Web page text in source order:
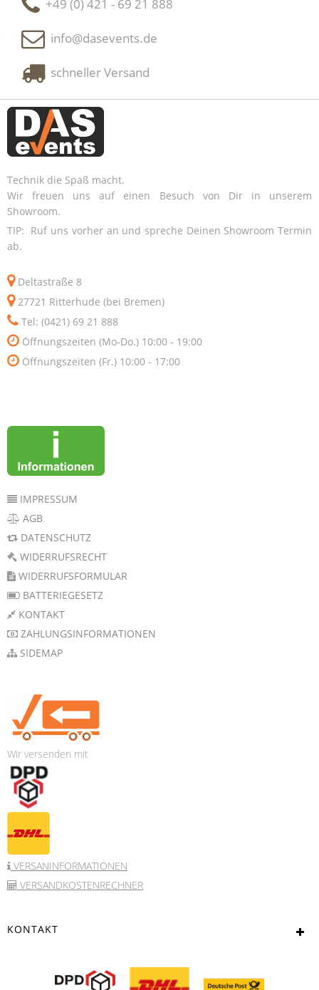
+49 (0) 421 - 69 21 888
info@dasevents.de
schneller Versand
Technik die Spaß macht.
Wir freuen uns auf einen Besuch von Dir in unserem
Showroom.
TIP: Ruf uns vorher an und spreche Deinen Showroom Termin
ab.
Deltastraße 8
27721 Ritterhude (bei Bremen)
Tel: (0421) 69 21 888
Öffnungszeiten (Mo-Do.) 10:00 - 19:00
Öffnungszeiten (Fr.) 10:00 - 17:00
IMPRESSUM
AGB
DATENSCHUTZ
WIDERRUFSRECHT
WIDERRUFSFORMULAR
BATTERIEGESETZ
KONTAKT
ZAHLUNGSINFORMATIONEN
SIDEMAP
Wir versenden mit
VERSANINFORMATIONEN
VERSANDKOSTENRECHNER
KONTAKT